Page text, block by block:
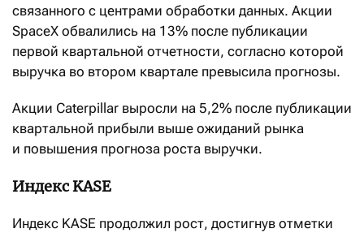
связанного с центрами обработки данных. Акции
SpaceX обвалились на 13% после публикации
первой квартальной отчетности, согласно которой
выручка во втором квартале превысила прогнозы.
Акции Caterpillar выросли на 5,2% после публикации
квартальной прибыли выше ожиданий рынка
и повышения прогноза роста выручки.
Индекс KASE
Индекс KASE продолжил рост, достигнув отметки